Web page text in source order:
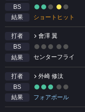
BS
結果
ショートヒット
打者
會澤 翼
BS
結果
センターフライ
打者
外崎 修汰
BS
結果
フォアボール